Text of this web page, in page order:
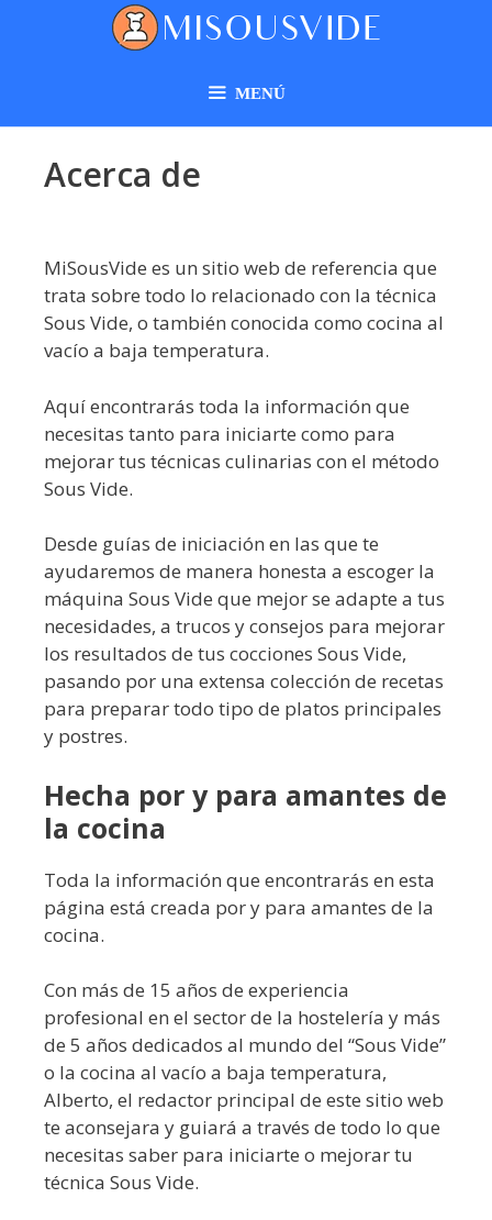
MENÚ
Acerca de
MiSousVide es un sitio web de referencia que
trata sobre todo lo relacionado con la técnica
Sous Vide, o también conocida como cocina al
vacío a baja temperatura.
Aquí encontrarás toda la información que
necesitas tanto para iniciarte como para
mejorar tus técnicas culinarias con el método
Sous Vide.
Desde guías de iniciación en las que te
ayudaremos de manera honesta a escoger la
máquina Sous Vide que mejor se adapte a tus
necesidades, a trucos y consejos para mejorar
los resultados de tus cocciones Sous Vide,
pasando por una extensa colección de recetas
para preparar todo tipo de platos principales
y postres.
Hecha por y para amantes de
la cocina
Toda la información que encontrarás en esta
página está creada por y para amantes de la
cocina.
Con más de 15 años de experiencia
profesional en el sector de la hostelería y más
de 5 años dedicados al mundo del “Sous Vide”
o la cocina al vacío a baja temperatura,
Alberto, el redactor principal de este sitio web
te aconsejara y guiará a través de todo lo que
necesitas saber para iniciarte o mejorar tu
técnica Sous Vide.